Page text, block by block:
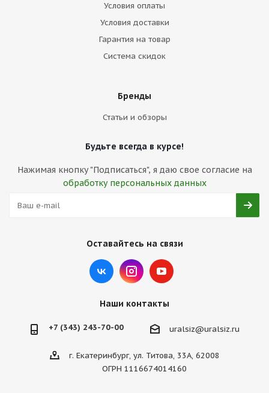
Условия оплаты
Условия доставки
Гарантия на товар
Система скидок
Бренды
Статьи и обзоры
Будьте всегда в курсе!
Нажимая кнопку "Подписаться", я даю свое согласие на
обработку персональных данных
Оставайтесь на связи
Наши контакты
+7 (343) 243-70-00 uralsiz@uralsiz.ru
г. Екатеринбург, ул. Титова, 33А, 62008
ОГРН 1116674014160